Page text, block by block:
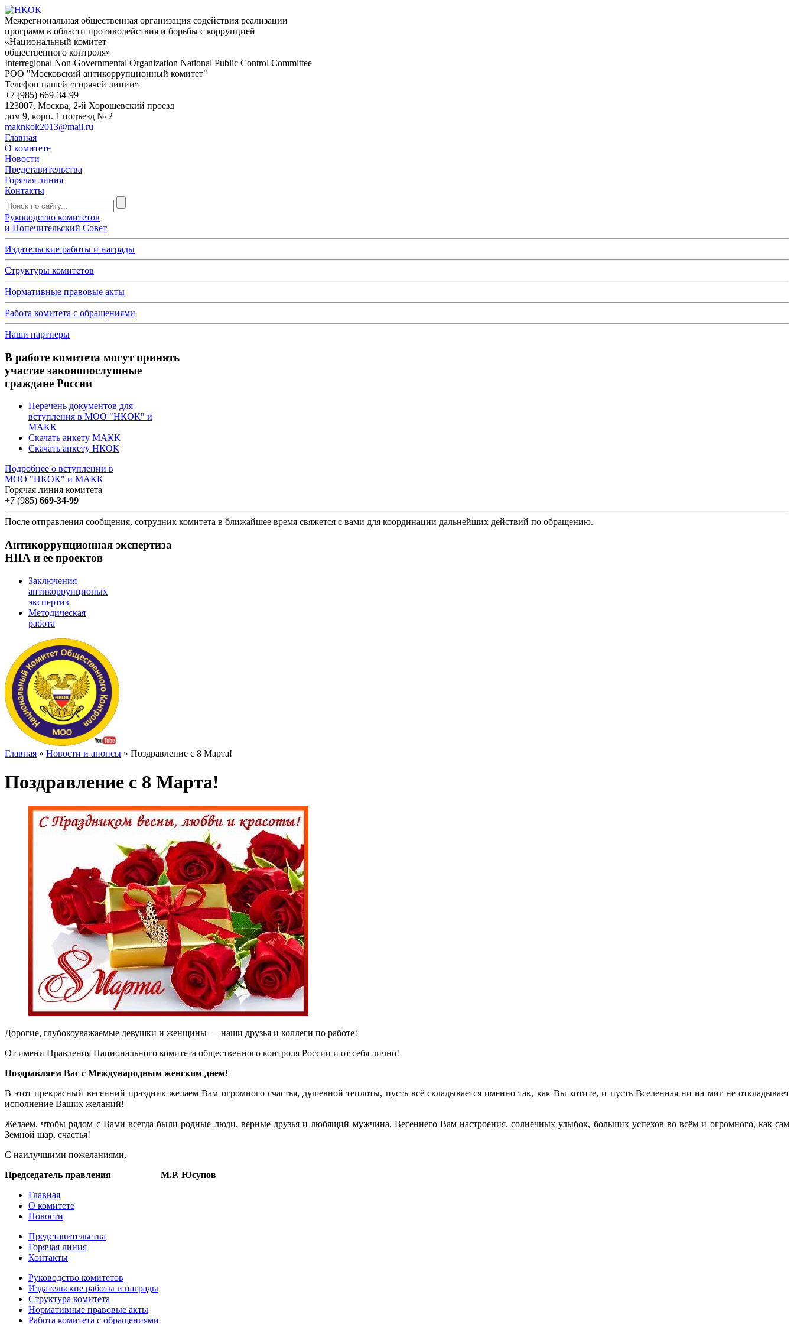
Межрегиональная общественная организация содействия реализации
программ в области противодействия и борьбы с коррупцией
«Национальный комитет
общественного контроля»
Interregional Non-Governmental Organization National Public Control Committee
РОО "Московский антикоррупционный комитет"
Телефон нашей «горячей линии»
+7 (985) 669-34-99
123007, Москва, 2-й Хорошевский проезд
дом 9, корп. 1 подъезд № 2
maknkok2013@mail.ru
Главная
О комитете
Новости
Представительства
Горячая линия
Контакты
Руководство комитетов
и Попечительский Совет
Издательские работы и награды
Структуры комитетов
Нормативные правовые акты
Работа комитета с обращениями
Наши партнеры
В работе комитета могут принять
участие законопослушные
граждане России
Перечень документов для
вступления в МОО "НКОК" и
МАКК
Скачать анкету МАКК
Скачать анкету НКОК
Подробнее о вступлении в
МОО "НКОК" и МАКК
Горячая линия комитета
+7 (985) 669-34-99
После отправления сообщения, сотрудник комитета в ближайшее время свяжется с вами для координации дальнейших действий по обращению.
Антикоррупционная экспертиза
НПА и ее проектов
Заключения
антикоррупционых
экспертиз
Методическая
работа
Главная » Новости и анонсы » Поздравление с 8 Марта!
Поздравление с 8 Марта!
Дорогие, глубокоуважаемые девушки и женщины — наши друзья и коллеги по работе!
От имени Правления Национального комитета общественного контроля России и от себя лично!
Поздравляем Вас с Международным женским днем!
В этот прекрасный весенний праздник желаем Вам огромного счастья, душевной теплоты, пусть всё складывается именно так, как Вы хотите, и пусть Вселенная ни на миг не откладывает
исполнение Ваших желаний!
Желаем, чтобы рядом с Вами всегда были родные люди, верные друзья и любящий мужчина. Весеннего Вам настроения, солнечных улыбок, больших успехов во всём и огромного, как сам
Земной шар, счастья!
С наилучшими пожеланиями,
Председатель правления М.Р. Юсупов
Главная
О комитете
Новости
Представительства
Горячая линия
Контакты
Руководство комитетов
Издательские работы и награды
Структура комитета
Нормативные правовые акты
Работа комитета с обращениями